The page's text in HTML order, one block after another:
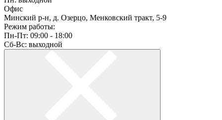
Офис
Минский р-н, д. Озерцо, Менковский тракт, 5-9
Режим работы:
Пн-Пт: 09:00 - 18:00
Сб-Вс: выходной